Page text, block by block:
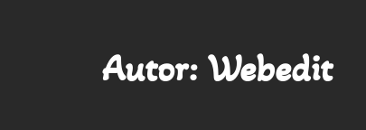
Autor: Webedit